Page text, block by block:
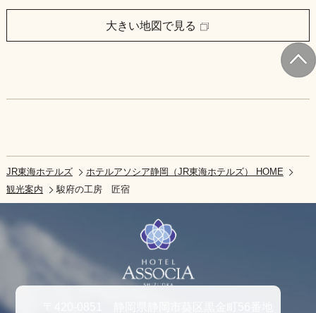
大きい地図で見る
JR東海ホテルズ
ホテルアソシア静岡（JR東海ホテルズ） HOME
観光案内
駿府の工房 匠宿